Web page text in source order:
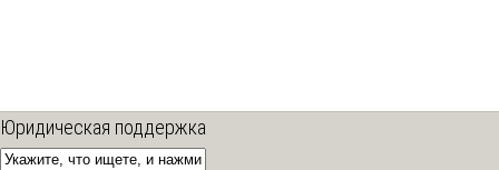
Юридическая поддержка